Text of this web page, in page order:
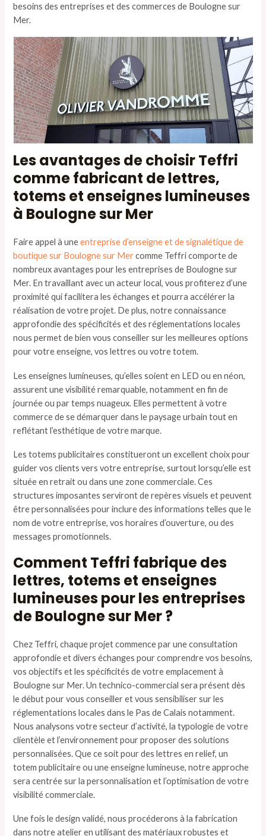
besoins des entreprises et des commerces de Boulogne sur
Mer.
Les avantages de choisir Teffri
comme fabricant de lettres,
totems et enseignes lumineuses
à Boulogne sur Mer
Faire appel à uneentreprise d’enseigne et de signalétique de
boutique sur Boulogne sur Mercomme Teffri comporte de
nombreux avantages pour les entreprises de Boulogne sur
Mer. En travaillant avec un acteur local, vous profiterez d’une
proximité qui facilitera les échanges et pourra accélérer la
réalisation de votre projet. De plus, notre connaissance
approfondie des spécificités et des réglementations locales
nous permet de bien vous conseiller sur les meilleures options
pour votre enseigne, vos lettres ou votre totem.
Les enseignes lumineuses, qu’elles soient en LED ou en néon,
assurent une visibilité remarquable, notamment en fin de
journée ou par temps nuageux. Elles permettent à votre
commerce de se démarquer dans le paysage urbain tout en
reflétant l’esthétique de votre marque.
Les totems publicitaires constitueront un excellent choix pour
guider vos clients vers votre entreprise, surtout lorsqu’elle est
située en retrait ou dans une zone commerciale. Ces
structures imposantes serviront de repères visuels et peuvent
être personnalisées pour inclure des informations telles que le
nom de votre entreprise, vos horaires d’ouverture, ou des
messages promotionnels.
Comment Teffri fabrique des
lettres, totems et enseignes
lumineuses pour les entreprises
de Boulogne sur Mer ?
Chez Teffri, chaque projet commence par une consultation
approfondie et divers échanges pour comprendre vos besoins,
vos objectifs et les spécificités de votre emplacement à
Boulogne sur Mer. Un technico-commercial sera présent dès
le début pour vous conseiller et vous sensibiliser sur les
réglementations locales dans le Pas de Calais notamment.
Nous analysons votre secteur d’activité, la typologie de votre
clientèle et l’environnement pour proposer des solutions
personnalisées. Que ce soit pour des lettres en relief, un
totem publicitaire ou une enseigne lumineuse, notre approche
sera centrée sur la personnalisation et l’optimisation de votre
visibilité commerciale.
Une fois le design validé, nous procéderons à la fabrication
dans notre atelier en utilisant des matériaux robustes et